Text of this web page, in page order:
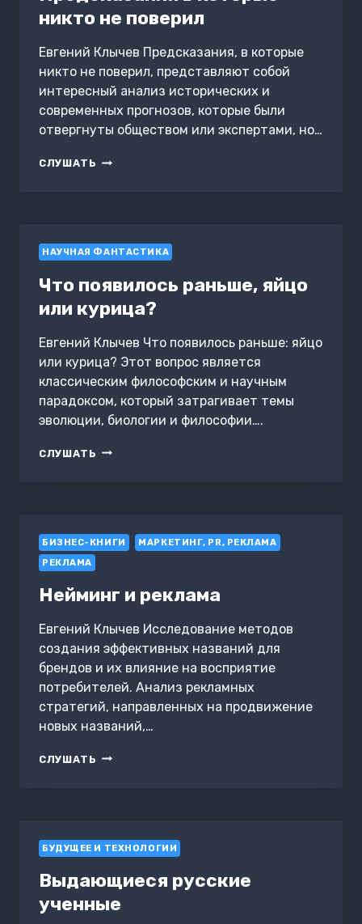
никто не поверил
Евгений Клычев Предсказания, в которые
никто не поверил, представляют собой
интересный анализ исторических и
современных прогнозов, которые были
отвергнуты обществом или экспертами, но…
СЛУШАТЬ ПРЕДСКАЗАНИЯ
НАУЧНАЯ ФАНТАСТИКА
Что появилось раньше, яйцо
или курица?
Евгений Клычев Что появилось раньше: яйцо
или курица? Этот вопрос является
классическим философским и научным
парадоксом, который затрагивает темы
эволюции, биологии и философии….
СЛУШАТЬ ЧТО
БИЗНЕС-КНИГИ
МАРКЕТИНГ, PR, РЕКЛАМА
РЕКЛАМА
Нейминг и реклама
Евгений Клычев Исследование методов
создания эффективных названий для
брендов и их влияние на восприятие
потребителей. Анализ рекламных
стратегий, направленных на продвижение
новых названий,…
СЛУШАТЬ НЕЙМИНГ
БУДУЩЕЕ И ТЕХНОЛОГИИ
Выдающиеся русские
ученные